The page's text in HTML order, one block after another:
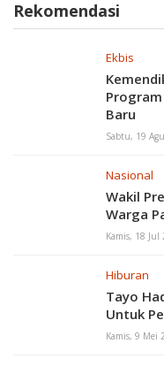
Rekomendasi
Ekbis
Baru
Sabtu, 19
Nasional
Wakil
Warga
Kamis, 18 Jul
Hiburan
Tayo
Untuk
Kamis, 9 Mei